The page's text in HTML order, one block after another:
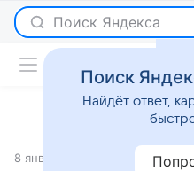
Поиск Яндекса
8 января 2017 Светская жизнь
Поиск
Найдёт ответ,